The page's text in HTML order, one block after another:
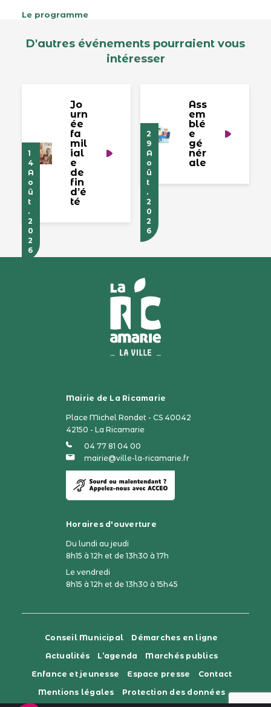
Le programme
D'autres événements pourraient vous
intéresser
1
4
A
o
û
t
.
2
0
2
6
Jo
urn
ée
fa
mil
ial
e
de
fin
d’é
té
2
9
A
o
û
t
.
2
0
2
6
Ass
em
blé
e
gé
nér
ale
Mairie de La Ricamarie
Place Michel Rondet - CS 40042
42150 - La Ricamarie
04 77 81 04 00
mairie@ville-la-ricamarie.fr
Horaires d'ouverture
Du lundi au jeudi
8h15 à 12h et de 13h30 à 17h
Le vendredi
8h15 à 12h et de 13h30 à 15h45
Conseil Municipal
Démarches en ligne
Actualités
L’agenda
Marchés publics
Enfance et jeunesse
Espace presse
Contact
Mentions légales
Protection des données